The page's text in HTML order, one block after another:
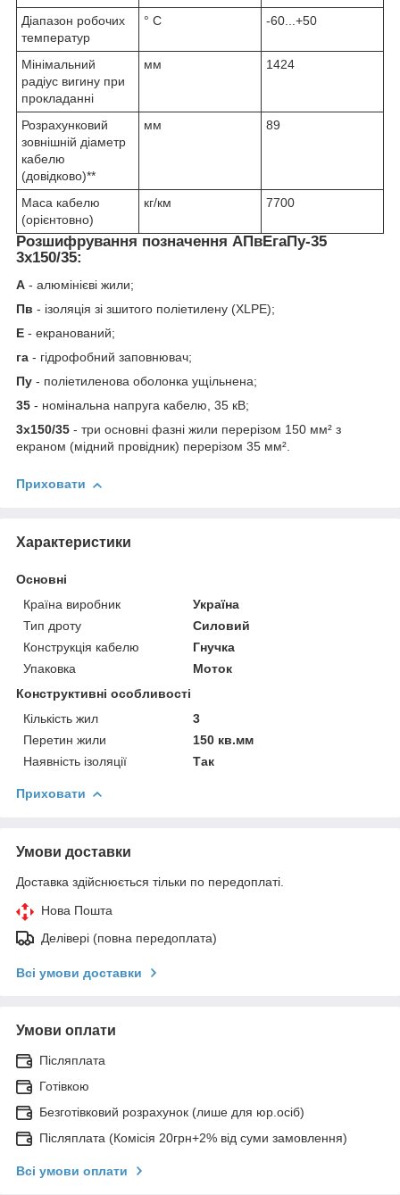
Діапазон робочих
температур
° С -60...+50
Мінімальний
радіус вигину при
прокладанні
мм 1424
Розрахунковий
зовнішній діаметр
кабелю
(довідково)**
мм 89
Маса кабелю
(орієнтовно)
кг/км 7700
Розшифрування позначення АПвЕгаПу‑35
3х150/35:
А - алюмінієві жили;
Пв - ізоляція зі зшитого поліетилену (XLPE);
Е - екранований;
га - гідрофобний заповнювач;
Пу - поліетиленова оболонка ущільнена;
35 - номінальна напруга кабелю, 35 кВ;
3х150/35 - три основні фазні жили перерізом 150 мм² з
екраном (мідний провідник) перерізом 35 мм².
Приховати
Характеристики
Основні
Країна виробник
Україна
Тип дроту
Силовий
Конструкція кабелю
Гнучка
Упаковка
Моток
Конструктивні особливості
Кількість жил
3
Перетин жили
150 кв.мм
Наявність ізоляції
Так
Приховати
Умови доставки
Доставка здійснюється тільки по передоплаті.
Нова Пошта
Делівері (повна передоплата)
Всі умови доставки
Умови оплати
Післяплата
Готівкою
Безготівковий розрахунок (лише для юр.осіб)
Післяплата (Комісія 20грн+2% від суми замовлення)
Всі умови оплати